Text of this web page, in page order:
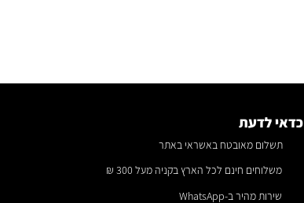
כדאי לדעת
תשלום מאובטח באשראי באתר
משלוחים חינם לכל הארץ בקניה מעל 300 ₪
שירות מהיר ב-WhatsApp